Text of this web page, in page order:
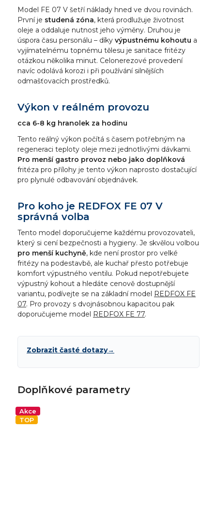
Model FE 07 V šetří náklady hned ve dvou rovinách.
První je studená zóna, která prodlužuje životnost
oleje a oddaluje nutnost jeho výměny. Druhou je
úspora času personálu – díky výpustnému kohoutu a
vyjímatelnému topnému tělesu je sanitace fritézy
otázkou několika minut. Celonerezové provedení
navíc odolává korozi i při používání silnějších
odmašťovacích prostředků.
Výkon v reálném provozu
cca 6-8 kg hranolek za hodinu
Tento reálný výkon počítá s časem potřebným na
regeneraci teploty oleje mezi jednotlivými dávkami.
Pro menší gastro provoz nebo jako doplňková
fritéza pro přílohy je tento výkon naprosto dostačující
pro plynulé odbavování objednávek.
Pro koho je REDFOX FE 07 V
správná volba
Tento model doporučujeme každému provozovateli,
který si cení bezpečnosti a hygieny. Je skvělou volbou
pro menší kuchyně, kde není prostor pro velké
fritézy na podestavbě, ale kuchař přesto potřebuje
komfort výpustného ventilu. Pokud nepotřebujete
výpustný kohout a hledáte cenově dostupnější
variantu, podívejte se na základní model REDFOX FE
07. Pro provozy s dvojnásobnou kapacitou pak
doporučujeme model REDFOX FE 77.
Zobrazit časté dotazy→
Doplňkové parametry
Akce
TOP